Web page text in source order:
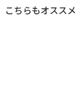
こちらもオススメ